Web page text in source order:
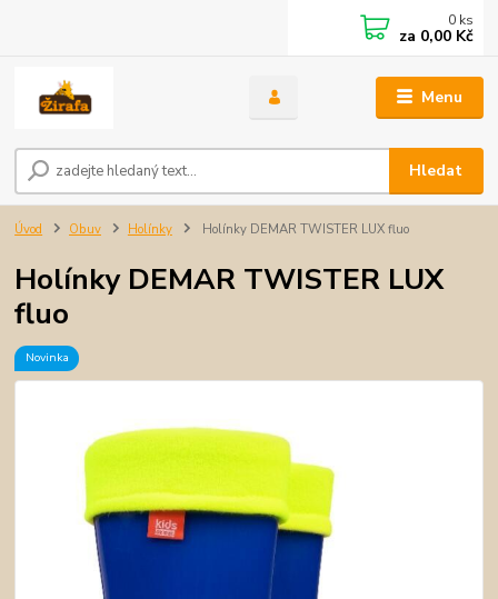
Menu
Hledat
0 ks
za 0,00 Kč
Úvod Obuv Holínky Holínky DEMAR TWISTER LUX fluo
Holínky DEMAR TWISTER LUX
fluo
Novinka